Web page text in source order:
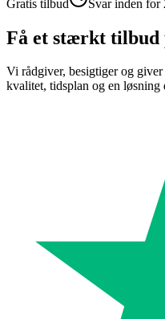
Gratis tilbud Svar inden for
Få et stærkt tilbud
Vi rådgiver, besigtiger og
kvalitet, tidsplan og en løsning